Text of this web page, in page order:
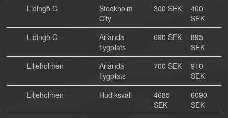
Lidingö C
Stockholm
City
300 SEK
400
SEK
Lidingö C
Arlanda
flygplats
690 SEK
895
SEK
Liljeholmen
Arlanda
flygplats
700 SEK
910
SEK
Liljeholmen
Hudiksvall
4685
SEK
6090
SEK